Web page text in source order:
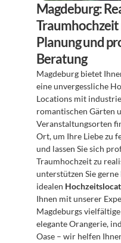
Magdeburg:
Planung und
Beratung
Magdeburg bietet
eine unvergessliche
Locations mit
romantischen Gärten
Veranstaltungsorten
Ort, um Ihre Liebe zu
und lassen Sie sich
Traumhochzeit zu
unterstützen Sie
idealen
Ihnen mit unserer
Magdeburgs
elegante Orangerie,
Oase – wir helfen